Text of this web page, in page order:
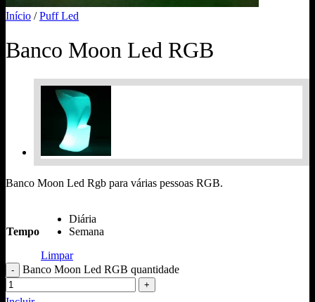
Início / Puff Led
Banco Moon Led RGB
Banco Moon Led Rgb para várias pessoas RGB.
Tempo
Diária
Semana
Limpar
Banco Moon Led RGB quantidade